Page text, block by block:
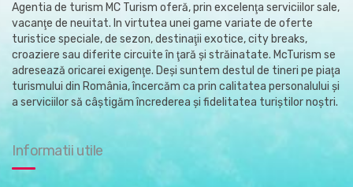
Agentia de turism MC Turism oferă, prin excelenţa serviciilor sale,
vacanţe de neuitat. In virtutea unei game variate de oferte
turistice speciale, de sezon, destinaţii exotice, city breaks,
croaziere sau diferite circuite în ţară şi străinatate. McTurism se
adresează oricarei exigenţe. Deşi suntem destul de tineri pe piaţa
turismului din România, încercăm ca prin calitatea personalului şi
a serviciilor să câştigăm încrederea şi fidelitatea turiştilor noştri.
Informatii utile